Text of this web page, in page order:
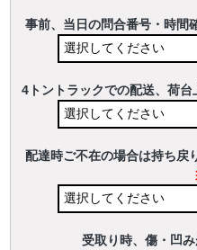
事前、当日の問合番号・時間
4トントラックでの配送、荷台
配達時ご不在の場合は持ち戻
受取り時、傷・凹